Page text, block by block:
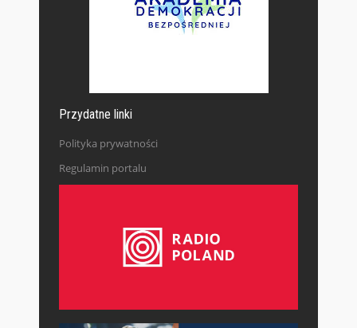
Przydatne linki
Polityka prywatności
Regulamin portalu